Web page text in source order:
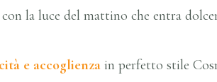
la luce del mattino che entra
e accoglienza in perfetto stile